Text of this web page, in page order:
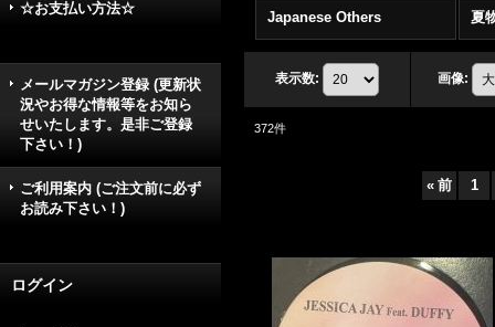
☆お支払い方法☆
メールマガジン登録 (更新状
況やお得な情報等をお知ら
せいたします。是非ご登録
下さい！)
ご利用案内 (ご注文前に必ず
お読み下さい！)
ログイン
Japanese Others 夏
表示数: 画像:
372件
« 前 1